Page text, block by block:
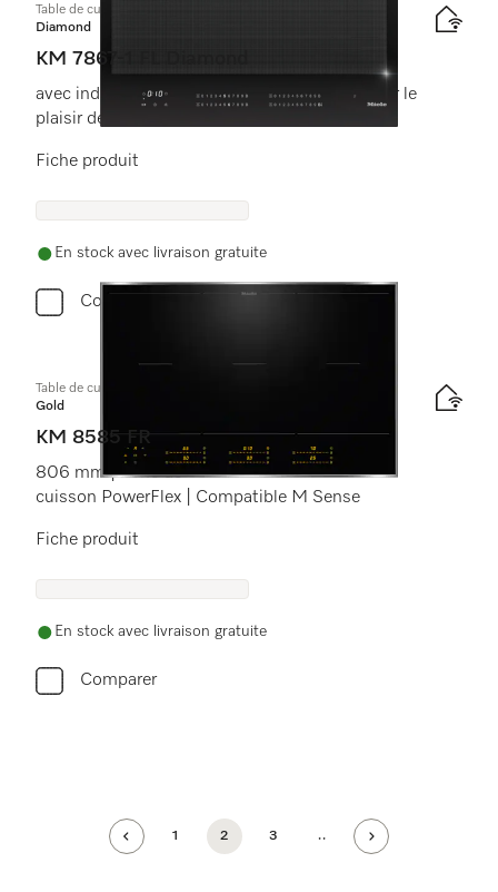
Table de cuisson à induction
Diamond
KM 7867-1 FL Diamond
avec induction FullFlex et DiamondFinish pour le
plaisir de cuisiner
Fiche produit
En stock avec livraison gratuite
Comparer
Table de cuisson à induction
Gold
KM 8585 FR
806 mm | Zone de
cuisson PowerFlex | Compatible M Sense
Fiche produit
En stock avec livraison gratuite
Comparer
1 2 3 ..